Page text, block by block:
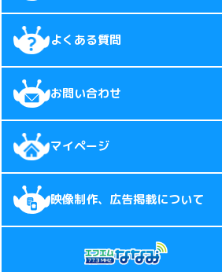
よくある質問
お問い合わせ
マイページ
映像制作、広告掲載について